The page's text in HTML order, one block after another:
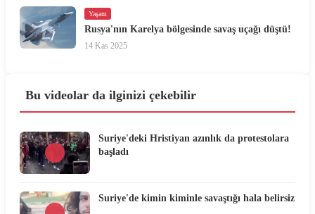
Yaşam
Rusya'nın Karelya bölgesinde savaş uçağı düştü!
14 Kas 2025
Bu videolar da ilginizi çekebilir
Suriye'deki Hristiyan azınlık da protestolara
başladı
Suriye'de kimin kiminle savaştığı hala belirsiz